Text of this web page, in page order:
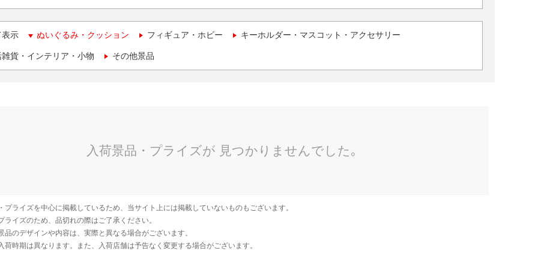
表示 ぬいぐるみ・クッション フィギュア・ホビー キーホルダー・マスコット・アクセサリー
貨・インテリア・小物 その他景品